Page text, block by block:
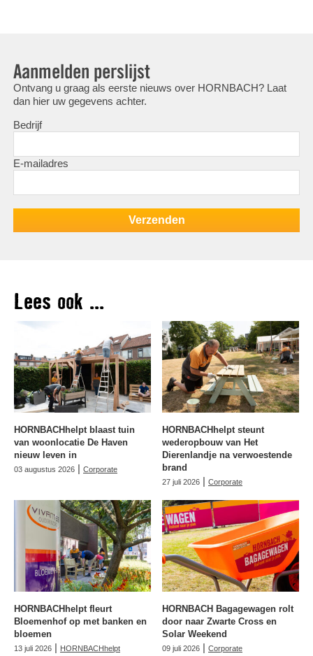
Aanmelden perslijst
Ontvang u graag als eerste nieuws over HORNBACH? Laat
dan hier uw gegevens achter.
Bedrijf
E-mailadres
Lees ook ...
HORNBACHhelpt blaast tuin
van woonlocatie De Haven
nieuw leven in
03 augustus 2026 | Corporate
HORNBACHhelpt steunt
wederopbouw van Het
Dierenlandje na verwoestende
brand
27 juli 2026 | Corporate
HORNBACHhelpt fleurt
Bloemenhof op met banken en
bloemen
13 juli 2026 | HORNBACHhelpt
HORNBACH Bagagewagen rolt
door naar Zwarte Cross en
Solar Weekend
09 juli 2026 | Corporate